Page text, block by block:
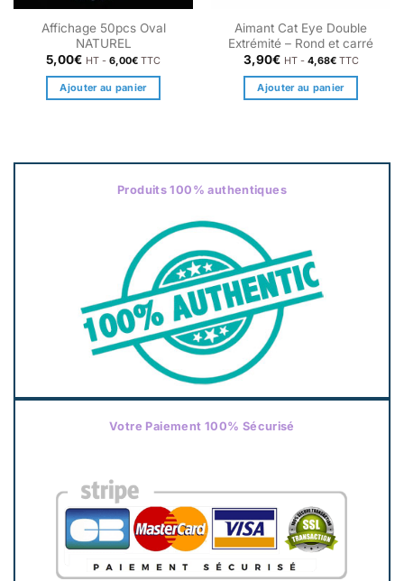
Affichage 50pcs Oval
NATUREL
5,00€ HT - 6,00€ TTC
Ajouter au panier
Aimant Cat Eye Double
Extrémité – Rond et carré
3,90€ HT - 4,68€TTC
Ajouter au panier
Produits 100% authentiques
Votre Paiement 100% Sécurisé